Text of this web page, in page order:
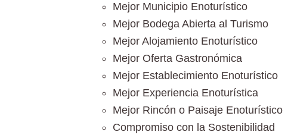
Mejor Municipio Enoturístico
Mejor Bodega Abierta al Turismo
Mejor Alojamiento Enoturístico
Mejor Oferta Gastronómica
Mejor Establecimiento Enoturístico
Mejor Experiencia Enoturística
Mejor Rincón o Paisaje Enoturístico
Compromiso con la Sostenibilidad